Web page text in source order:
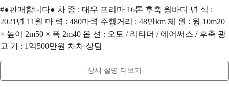
#●판매합니다● 차 종 : 대우 프리마 16톤 후축 윙바디 년 식 :
2021년 11월 마 력 : 480마력 주행거리 : 48만km 제 원 : 윙 10m20
× 높이 2m50 × 폭 2m40 옵 션 : 오토 / 리타더 / 에어써스 / 후축 광
고 가 : 1억500만원 차차 상담
상세 설명 더보기